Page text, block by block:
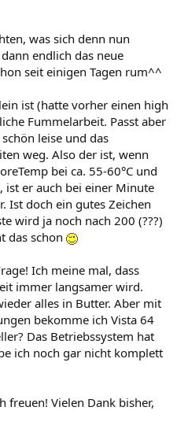
was sich denn nun
endlich das neue
seit einigen Tagen rum^^
ist (hatte vorher einen high
Fummelarbeit. Passt aber
leise und das
weg. Also der ist, wenn
bei ca. 55-60°C und
ist er auch bei einer Minute
Ist doch ein gutes Zeichen
wird ja noch nach 200 (???)
das schon
Ich meine mal, dass
immer langsamer wird.
alles in Butter. Aber mit
bekomme ich Vista 64
Das Betriebssystem hat
ich noch gar nicht komplett
freuen! Vielen Dank bisher,